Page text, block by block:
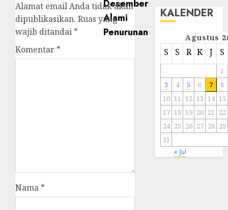
Alamat email Anda tidak akan
dipublikasikan. Ruas yang
wajib ditandai *
Komentar *
Nama *
KALENDER
Agustus
S S R K J S
1
3
4 5 6 7
8
10 11 12 13 14 15
17 18 19 20 21 22
24 25 26 27 28 29
31
« Jul